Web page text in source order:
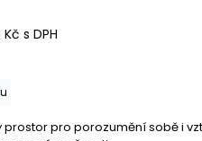
s DPH
pro porozumění sobě i